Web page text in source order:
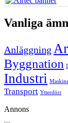
Vanliga
Anläggning
Byggnation
Industri
Transport Ytterdörr
Annons